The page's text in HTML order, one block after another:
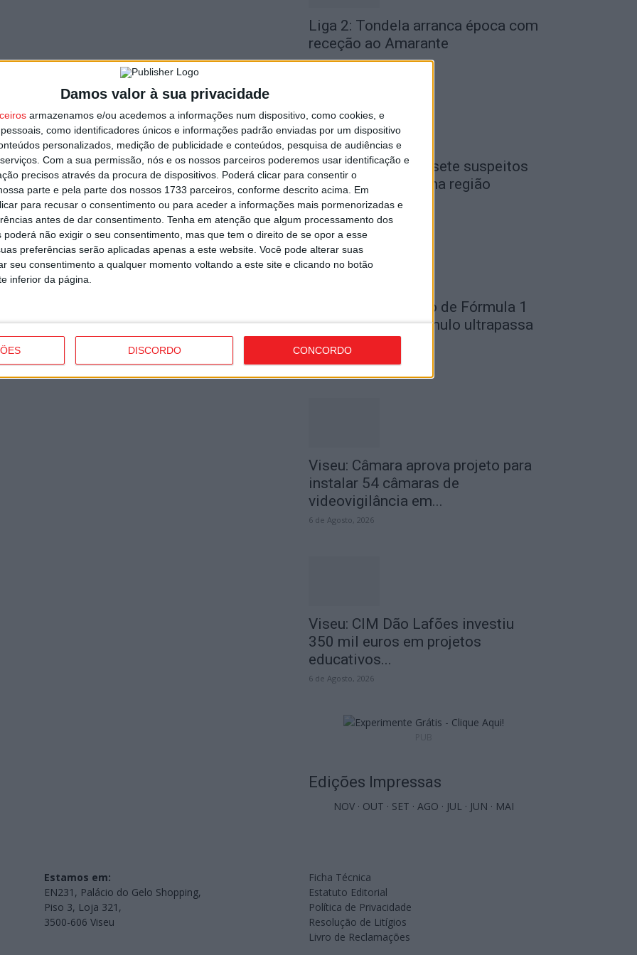
Damos valor à sua privacidade
armazenamos e/ou acedemos a informações num dispositivo, como cookies, e
como identificadores únicos e informações padrão enviadas por um dispositivo
personalizados, medição de publicidade e conteúdos, pesquisa de audiências e
Com a sua permissão, nós e os nossos parceiros poderemos usar identificação e
precisos através da procura de dispositivos. Poderá clicar para consentir o
parte e pela parte dos nossos 1733 parceiros, conforme descrito acima. Em
para recusar o consentimento ou para aceder a informações mais pormenorizadas e
antes de dar consentimento. Tenha em atenção que algum processamento dos
poderá não exigir o seu consentimento, mas que tem o direito de se opor a esse
preferências serão aplicadas apenas a este website. Você pode alterar suas
seu consentimento a qualquer momento voltando a este site e clicando no botão
inferior da página.
DISCORDO CONCORDO
Liga 2: Tondela arranca época com
receção ao Amarante
7 de Agosto, 2026
Viseu: GNR detém sete suspeitos
por furto de cobre na região
6 de Agosto, 2026
Tondela: Exposição de Fórmula 1
no Museu do Caramulo ultrapassa
os...
Viseu: Câmara aprova projeto para
instalar 54 câmaras de
videovigilância em...
6 de Agosto, 2026
Viseu: CIM Dão Lafões investiu
350 mil euros em projetos
educativos...
6 de Agosto, 2026
Edições Impressas
NOV · OUT · SET · AGO · JUL · JUN · MAI
Estamos em:
EN231, Palácio do Gelo Shopping,
Piso 3, Loja 321,
3500-606 Viseu
Ficha Técnica
Estatuto Editorial
Política de Privacidade
Resolução de Litígios
Livro de Reclamações